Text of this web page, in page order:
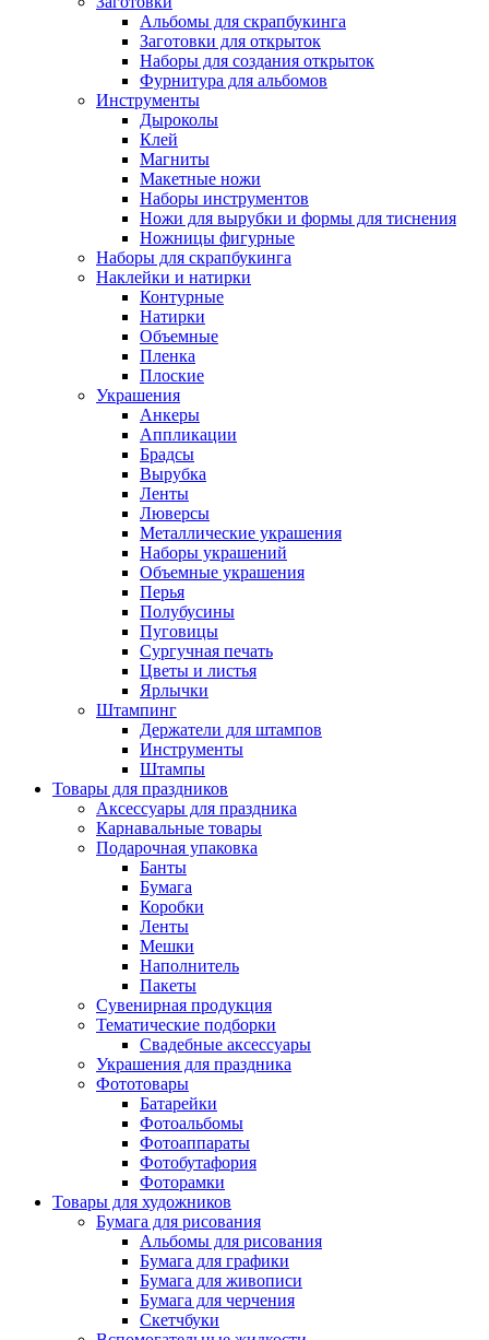
Альбомы для скрапбукинга
Заготовки для открыток
Наборы для создания открыток
Фурнитура для альбомов
Инструменты
Дыроколы
Клей
Магниты
Макетные ножи
Наборы инструментов
Ножи для вырубки и формы для тиснения
Ножницы фигурные
Наборы для скрапбукинга
Наклейки и натирки
Контурные
Натирки
Объемные
Пленка
Плоские
Украшения
Анкеры
Аппликации
Брадсы
Вырубка
Ленты
Люверсы
Металлические украшения
Наборы украшений
Объемные украшения
Перья
Полубусины
Пуговицы
Сургучная печать
Цветы и листья
Ярлычки
Штампинг
Держатели для штампов
Инструменты
Штампы
Товары для праздников
Аксессуары для праздника
Карнавальные товары
Подарочная упаковка
Банты
Бумага
Коробки
Ленты
Мешки
Наполнитель
Пакеты
Сувенирная продукция
Тематические подборки
Свадебные аксессуары
Украшения для праздника
Фототовары
Батарейки
Фотоальбомы
Фотоаппараты
Фотобутафория
Фоторамки
Товары для художников
Бумага для рисования
Альбомы для рисования
Бумага для графики
Бумага для живописи
Бумага для черчения
Скетчбуки